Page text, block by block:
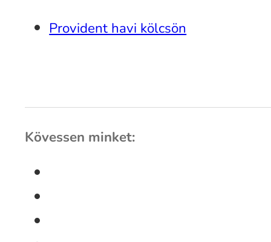
Provident havi kölcsön
Kövessen minket: